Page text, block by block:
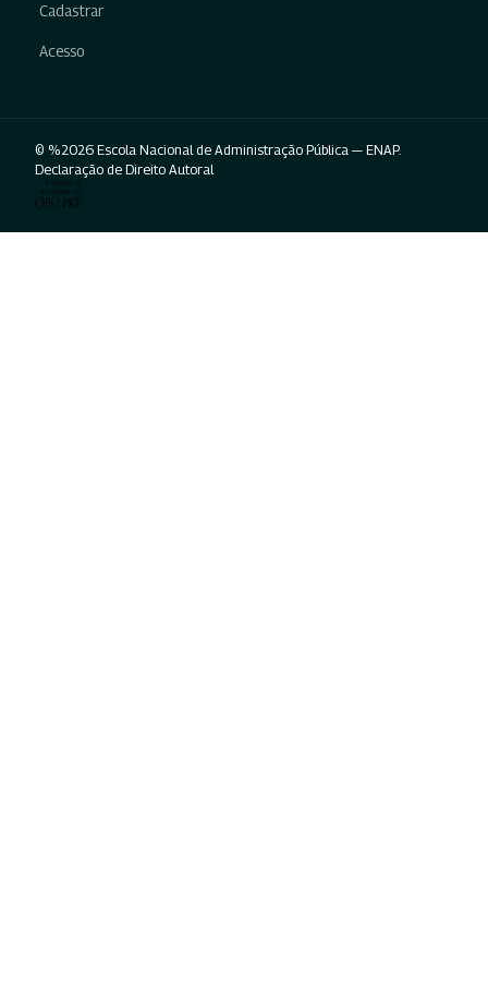
Cadastrar
Acesso
© %2026 Escola Nacional de Administração Pública — ENAP.
Declaração de Direito Autoral